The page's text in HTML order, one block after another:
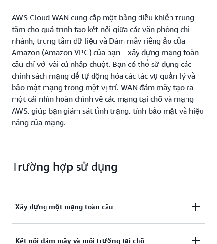
AWS Cloud WAN cung cấp một bảng điều khiển trung
tâm cho quá trình tạo kết nối giữa các văn phòng chi
nhánh, trung tâm dữ liệu và Đám mây riêng ảo của
Amazon (Amazon VPC) của bạn – xây dựng mạng toàn
cầu chỉ với vài cú nhấp chuột. Bạn có thể sử dụng các
chính sách mạng để tự động hóa các tác vụ quản lý và
bảo mật mạng trong một vị trí. WAN đám mây tạo ra
một cái nhìn hoàn chỉnh về các mạng tại chỗ và mạng
AWS, giúp bạn giám sát tình trạng, tính bảo mật và hiệu
năng của mạng.
Trường hợp sử dụng
Xây dựng một mạng toàn cầu
Tùy ý sử dụng những nhà cung cấp mạng cục bộ để
Kết nối đám mây và môi trường tại chỗ